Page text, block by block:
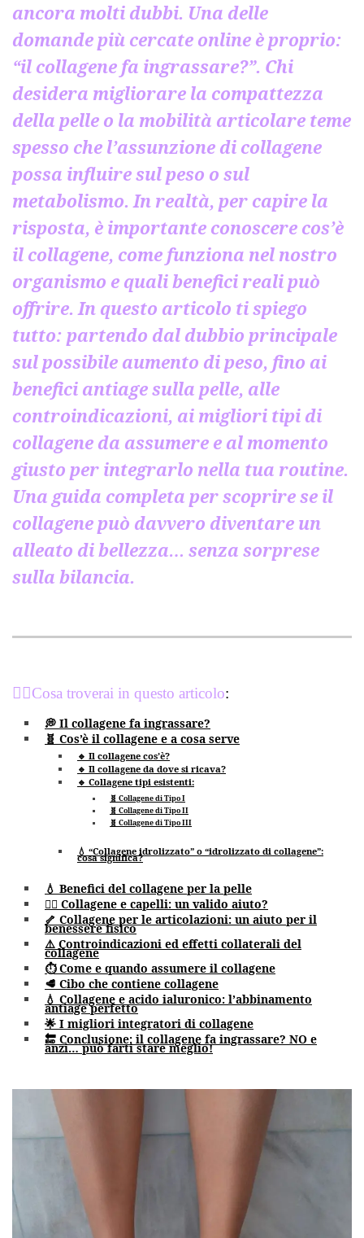
ancora molti dubbi. Una delle
domande più cercate online è proprio:
“il collagene fa ingrassare?”. Chi
desidera migliorare la compattezza
della pelle o la mobilità articolare teme
spesso che l’assunzione di collagene
possa influire sul peso o sul
metabolismo. In realtà, per capire la
risposta, è importante conoscere cos’è
il collagene, come funziona nel nostro
organismo e quali benefici reali può
offrire. In questo articolo ti spiego
tutto: partendo dal dubbio principale
sul possibile aumento di peso, fino ai
benefici antiage sulla pelle, alle
controindicazioni, ai migliori tipi di
collagene da assumere e al momento
giusto per integrarlo nella tua routine.
Una guida completa per scoprire se il
collagene può davvero diventare un
alleato di bellezza… senza sorprese
sulla bilancia.
💁‍♀️Cosa troverai in questo articolo:
💭 Il collagene fa ingrassare?
🧬 Cos’è il collagene e a cosa serve
🔹 Il collagene cos’è?
🔹 Il collagene da dove si ricava?
🔹 Collagene tipi esistenti:
🧬 Collagene di Tipo I
🧬 Collagene di Tipo II
🧬 Collagene di Tipo III
💧 “Collagene idrolizzato” o “idrolizzato di collagene”:
cosa significa?
💧 Benefici del collagene per la pelle
💇‍♀️ Collagene e capelli: un valido aiuto?
🦴 Collagene per le articolazioni: un aiuto per il
benessere fisico
⚠️ Controindicazioni ed effetti collaterali del
collagene
⏱️ Come e quando assumere il collagene
🥩 Cibo che contiene collagene
💧 Collagene e acido ialuronico: l’abbinamento
antiage perfetto
🌟 I migliori integratori di collagene
🔚 Conclusione: il collagene fa ingrassare? NO e
anzi… può farti stare meglio!